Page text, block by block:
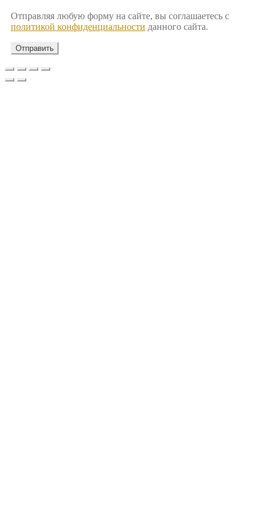
Отправляя любую форму на сайте, вы соглашаетесь с
политикой конфиденциальности данного сайта.